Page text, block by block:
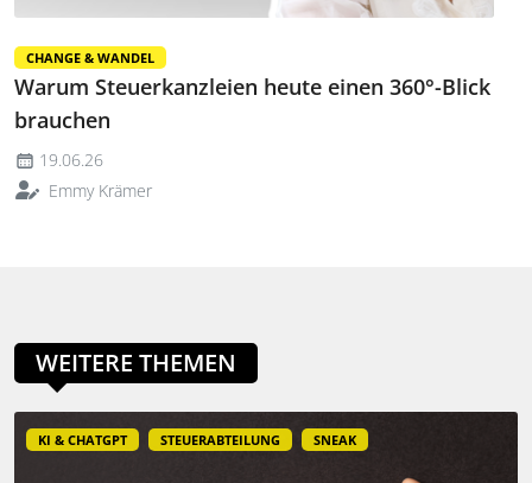
CHANGE & WANDEL
Warum Steuerkanzleien heute einen 360°-Blick
brauchen
19.06.26
Emmy Krämer
WEITERE THEMEN
KI & CHATGPT STEUERABTEILUNG SNEAK